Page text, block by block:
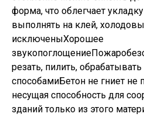
форма, что облегчает
выполнять на клей,
исключеныХорошее
резать, пилить,
способамиБетон не гниет не
несущая способность для
зданий только из этого